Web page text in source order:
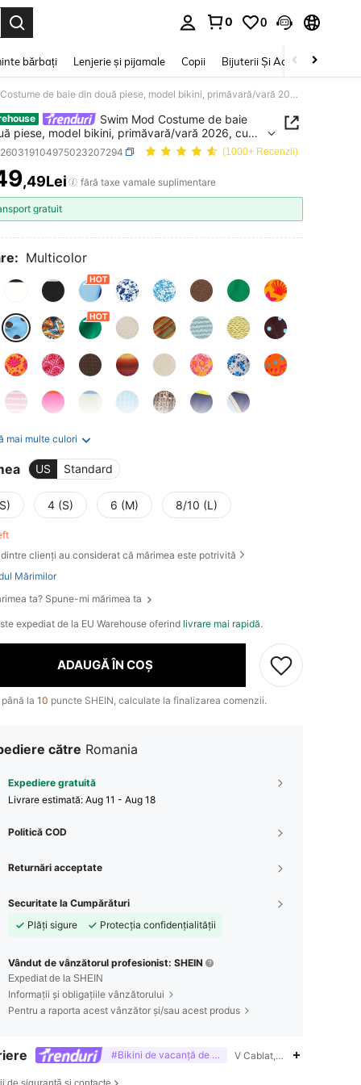
0 0
bărbați Lenjerie și pijamale Copii Bijuterii Și Accesorii
Swim Mod Costume de baie din două piese, model bikini, primăvară/vară 2026, cu guler halter și nod, costume de baie cu buline pentru femei, set din 2 piese, cu buline, ținute de vacanță, set bikini pentru femei, bikini cu buline
Swim Mod Costume de baie
piese, model bikini, primăvară/vară 2026, cu
și nod, costume de baie cu buline pentru
din 2 piese, cu buline, ținute de vacanță, set
femei, bikini cu buline
(1000+ Recenzii)
AND AVAILABILITY
,49Lei fără taxe vamale suplimentare
gratuit
Multicolor
mai multe culori
US Standard
4 (S) 6 (M) 8/10 (L)
dintre clienți au considerat că mărimea este potrivită
Mărimilor
ta? Spune-mi mărimea ta
expediat de la EU Warehouse oferind livrare mai rapidă.
ADAUGĂ ÎN COȘ
la 10 puncte SHEIN, calculate la finalizarea comenzii.
către Romania
Expediere gratuită
Livrare estimată: Aug 11 - Aug 18
Politică COD
Returnări acceptate
Securitate la Cumpărături
Plăți sigure
Protecția confidențialității
Vândut de vânzătorul profesionist: SHEIN
Expediat de la SHEIN
Informații și obligațiile vânzătorului
Pentru a raporta acest vânzător și/sau acest produs
#Bikini de vacanță de vară V Cablat,Poziție înaltă a